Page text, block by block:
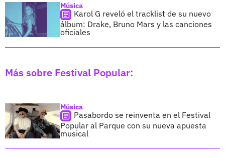
Música
Karol G reveló el tracklist de su nuevo
álbum: Drake, Bruno Mars y las canciones
oficiales
Más sobre Festival Popular:
Música
Pasabordo se reinventa en el Festival
Popular al Parque con su nueva apuesta
musical